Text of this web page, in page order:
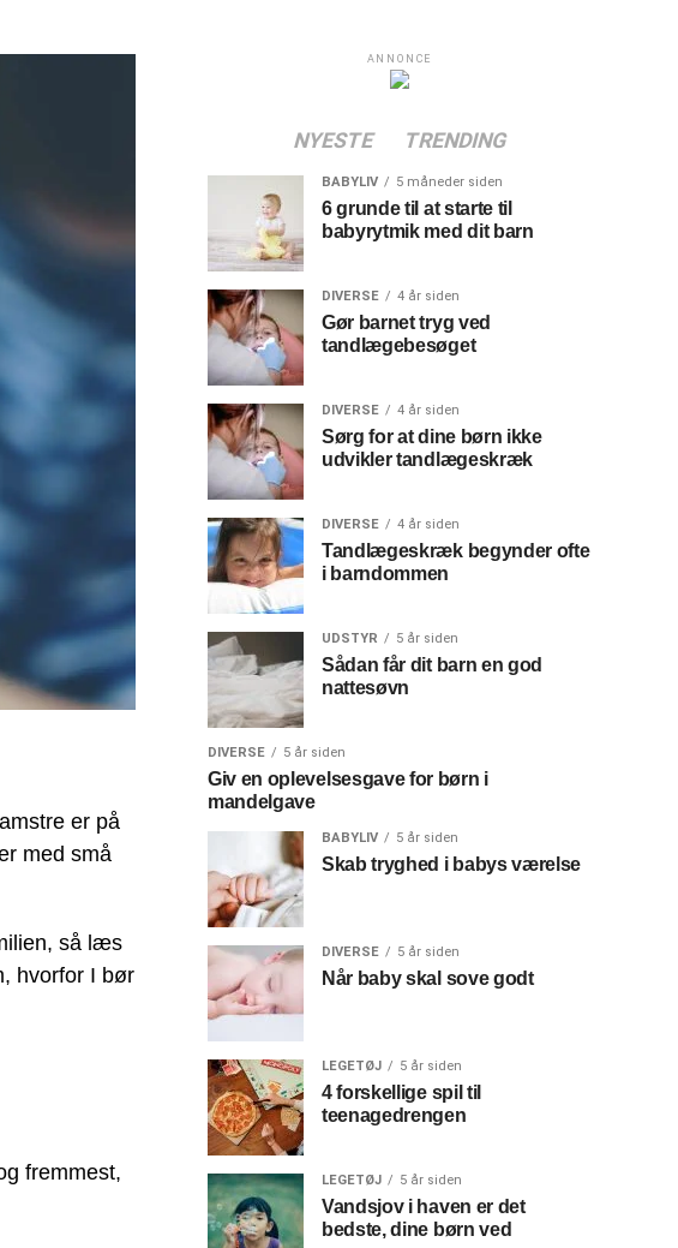
er på
med små
så læs
hvorfor I bør
fremmest,
ANNONCE
NYESTE TRENDING
BABYLIV 5 måneder siden
6 grunde til at starte til
babyrytmik med dit barn
DIVERSE 4 år siden
Gør barnet tryg ved
tandlægebesøget
DIVERSE 4 år siden
Sørg for at dine børn ikke
udvikler tandlægeskræk
DIVERSE 4 år siden
Tandlægeskræk begynder ofte
i barndommen
UDSTYR 5 år siden
Sådan får dit barn en god
nattesøvn
DIVERSE 5 år siden
Giv en oplevelsesgave for børn i
mandelgave
BABYLIV 5 år siden
Skab tryghed i babys værelse
DIVERSE 5 år siden
Når baby skal sove godt
LEGETØJ 5 år siden
4 forskellige spil til
teenagedrengen
LEGETØJ 5 år siden
Vandsjov i haven er det
bedste, dine børn ved